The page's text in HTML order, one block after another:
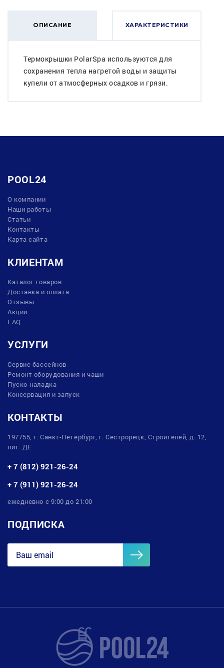
ОПИСАНИЕ ХАРАКТЕРИСТИКИ
Термокрышки PolarSpa используются для
сохранения тепла нагретой воды и защиты
купели от атмосферных осадков и грязи.
POOL24
О компании
Наши работы
Статьи
Контакты
Карта сайта
КЛИЕНТАМ
Каталог товаров
Доставка и оплата
Отзывы
Акции
FAQ
УСЛУГИ
Сервис бассейнов
Ремонт оборудования и чаши
Пуско-наладка
Консервация и запуск
КОНТАКТЫ
197755, г. Санкт-Петербург, г. Сестрорецк, Строителей, д. 12,
лит. ДЕ
+ 7 (812) 921-26-24
+ 7 (911) 921-26-24
ежедневно с 9:00 до 21:00
ПОДПИСКА